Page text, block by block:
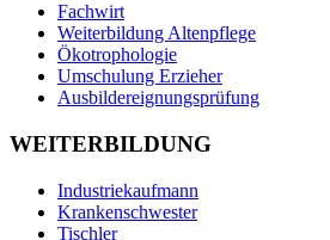
Fachwirt
Weiterbildung Altenpflege
Ökotrophologie
Umschulung Erzieher
Ausbildereignungsprüfung
WEITERBILDUNG
Industriekaufmann
Krankenschwester
Tischler